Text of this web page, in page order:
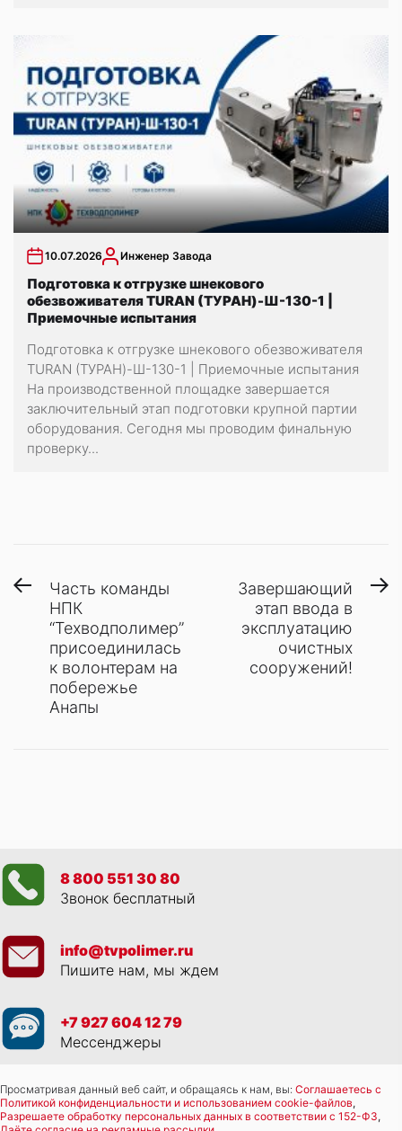
10.07.2026 Инженер Завода
Подготовка к отгрузке шнекового
обезвоживателя TURAN (ТУРАН)-Ш-130-1 |
Приемочные испытания
Подготовка к отгрузке шнекового обезвоживателя
TURAN (ТУРАН)-Ш-130-1 | Приемочные испытания
На производственной площадке завершается
заключительный этап подготовки крупной партии
оборудования. Сегодня мы проводим финальную
проверку...
Навигация
записям
Предыдущая
запись:
Часть команды
НПК
“Техводполимер”
присоединилась
к волонтерам на
побережье
Анапы
Завершающий
этап ввода в
эксплуатацию
очистных
сооружений!
8 800 551 30 80
Звонок бесплатный
info@tvpolimer.ru
Пишите нам, мы ждем
+7 927 604 12 79
Мессенджеры
Просматривая данный веб сайт, и обращаясь к нам, вы: Соглашаетесь с
Политикой конфиденциальности и использованием cookie-файлов,
Разрешаете обработку персональных данных в соответствии с 152-ФЗ,